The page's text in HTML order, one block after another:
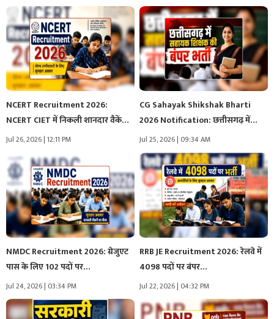
NCERT Recruitment 2026:
NCERT CIET में निकली शानदार वैकेंसी,
इन…
Jul 26, 2026 | 12:11 PM
CG Sahayak Shikshak Bharti
2026 Notification: छत्तीसगढ़ में
सहायक शिक्षक…
Jul 25, 2026 | 09:34 AM
NMDC Recruitment 2026: ग्रेजुएट
पास के लिए 102 पदों पर…
Jul 24, 2026 | 03:34 PM
RRB JE Recruitment 2026: रेलवे में
4098 पदों पर बंपर…
Jul 22, 2026 | 04:32 PM